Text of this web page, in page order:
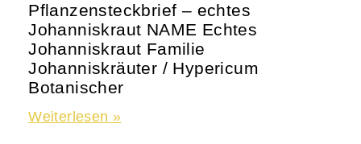
Pflanzensteckbrief – echtes
Johanniskraut NAME Echtes
Johanniskraut Familie
Johanniskräuter / Hypericum
Botanischer
Weiterlesen »